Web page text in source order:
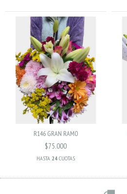
R146 GRAN RAMO
$75.000
HASTA 24 CUOTAS